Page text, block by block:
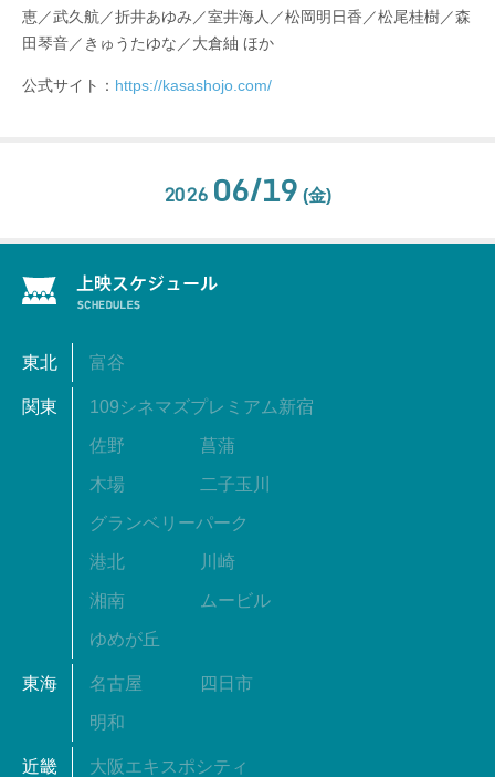
恵／武久航／折井あゆみ／室井海人／松岡明日香／松尾桂樹／森
田琴音／きゅうたゆな／大倉紬 ほか
公式サイト： https://kasashojo.com/
2026 06/19 (金)
東北 富谷
関東 109シネマズプレミアム新宿
佐野 菖蒲
木場 二子玉川
グランベリーパーク
港北 川崎
湘南 ムービル
ゆめが丘
東海 名古屋 四日市
明和
近畿 大阪エキスポシティ